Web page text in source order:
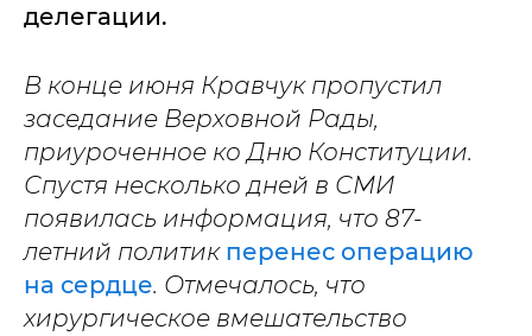
делегации.
В конце июня Кравчук пропустил
заседание Верховной Рады,
приуроченное ко Дню Конституции.
Спустя несколько дней в СМИ
появилась информация, что 87-
летний политик перенес операцию
на сердце. Отмечалось, что
хирургическое вмешательство